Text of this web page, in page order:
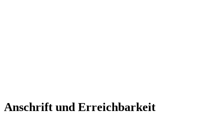
Anschrift und Erreichbarkeit